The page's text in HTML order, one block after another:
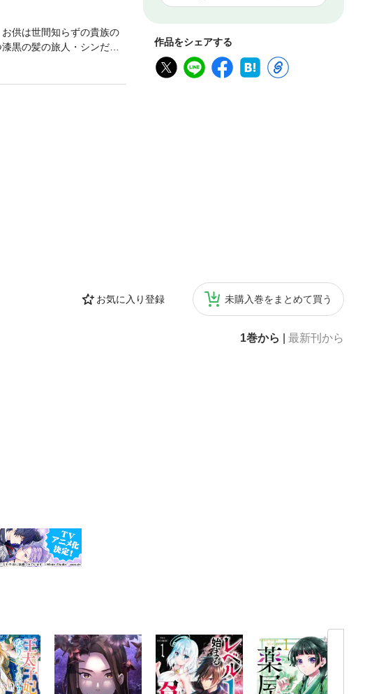
作品をシェアする
お気に入り登録 未購入巻をまとめて買う
1巻から 最新刊から
供は世間知らずの貴族の
黒の髪の旅人・シンだっ
護衛としてシンを雇いた